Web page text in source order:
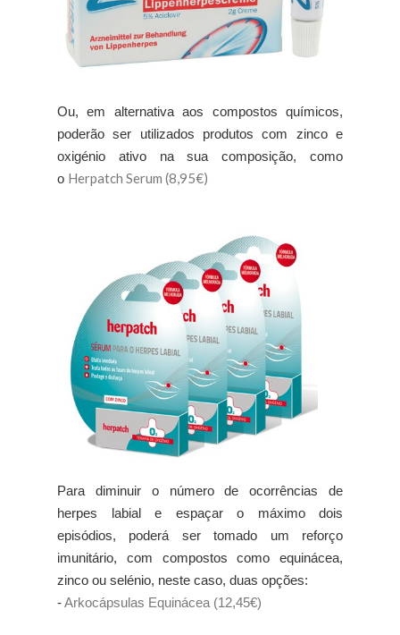
Ou, em alternativa aos compostos químicos,
poderão ser utilizados produtos com zinco e
oxigénio ativo na sua composição, como
o Herpatch Serum (8,95€)
Para diminuir o número de ocorrências de
herpes labial e espaçar o máximo dois
episódios, poderá ser tomado um reforço
imunitário, com compostos como equinácea,
zinco ou selénio, neste caso, duas opções:
-Arkocápsulas Equinácea (12,45€)